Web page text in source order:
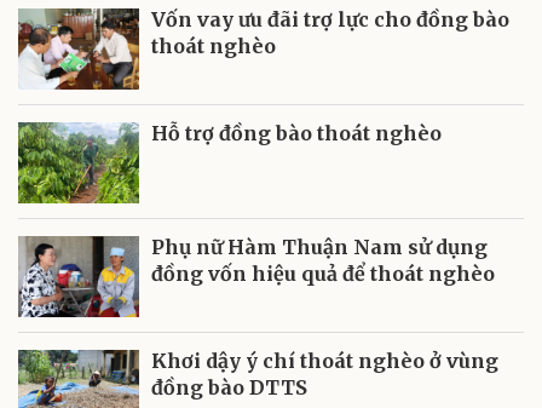
Vốn vay ưu đãi trợ lực cho đồng bào
thoát nghèo
Hỗ trợ đồng bào thoát nghèo
Phụ nữ Hàm Thuận Nam sử dụng
đồng vốn hiệu quả để thoát nghèo
Khơi dậy ý chí thoát nghèo ở vùng
đồng bào DTTS